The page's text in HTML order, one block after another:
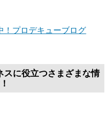
！プロデキューブログ
スに役立つさまざまな情